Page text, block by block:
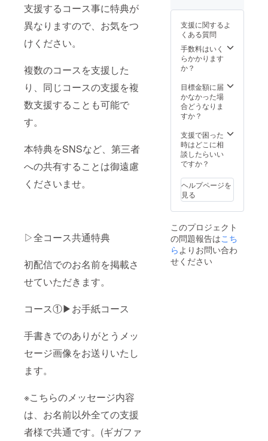
支援するコース事に特典が
異なりますので、お気をつ
けください。
複数のコースを支援した
り、同じコースの支援を複
数支援することも可能で
す。
本特典をSNSなど、第三者
への共有することは御遠慮
くださいませ。
▷全コース共通特典
初配信でのお名前を掲載さ
せていただきます。
コース①▶お手紙コース
手書きでのありがとうメッ
セージ画像をお送りいたし
ます。
※こちらのメッセージ内容
は、お名前以外全ての支援
者様で共通です。(ギガファ
キーホ
ルダー
『サ
イズ
50mm×
50mm
ますの
でご住
所等、
い。
良俗に
お名前
は掲載
をお断
りする
事が御
す、ご
注意く
ださ
い。 ▶
前、先
行メッ
セージ
動画(稲
が動く)
※ギガ
ファイ
ル便で
いたし
ます。
支援に関するよ
くある質問
手数料はいく
らかかります
か？
目標金額に届
かなかった場
合どうなりま
すか？
支援で困った
時はどこに相
談したらいい
ですか？
ヘルプページを
見る
このプロジェクト
の問題報告はこち
らよりお問い合わ
せください